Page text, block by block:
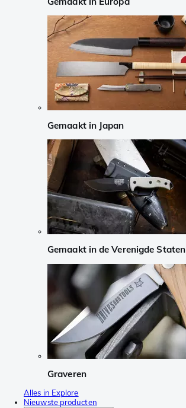
Gemaakt in Japan
Gemaakt in de Verenigde Staten
Graveren
Alles in Explore
Nieuwste producten